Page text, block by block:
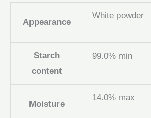
Appearance
White powder
Starch
content
99.0% min
Moisture
14.0% max